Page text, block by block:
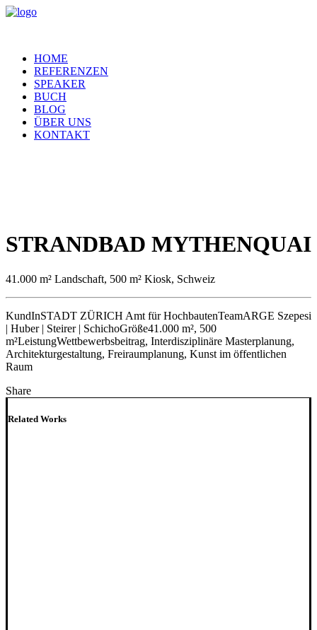
HOME
REFERENZEN
SPEAKER
BUCH
BLOG
ÜBER UNS
KONTAKT
STRANDBAD MYTHENQUAI
41.000 m² Landschaft, 500 m² Kiosk, Schweiz
KundInSTADT ZÜRICH Amt für HochbautenTeamARGE Szepesi
| Huber | Steirer | SchichoGröße41.000 m², 500
m²LeistungWettbewerbsbeitrag, Interdisziplinäre Masterplanung,
Architekturgestaltung, Freiraumplanung, Kunst im öffentlichen
Raum
Share
Related Works